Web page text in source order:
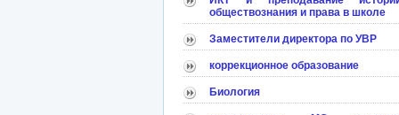
обществознания и права в школе
Заместители директора по УВР
коррекционное образование
Биология